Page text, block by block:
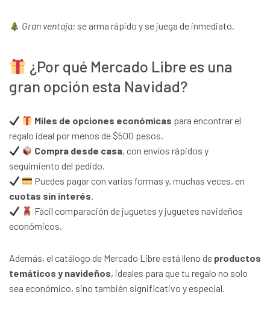
Gran ventaja: se arma rápido y se juega de inmediato.
¿Por qué Mercado Libre es una
gran opción esta Navidad?
Miles de opciones económicas para encontrar el
regalo ideal por menos de $500 pesos.
Compra desde casa, con envíos rápidos y
seguimiento del pedido.
Puedes pagar con varias formas y, muchas veces, en
cuotas sin interés.
Fácil comparación de juguetes y juguetes navideños
económicos.
Además, el catálogo de Mercado Libre está lleno de productos
temáticos y navideños, ideales para que tu regalo no solo
sea económico, sino también significativo y especial.